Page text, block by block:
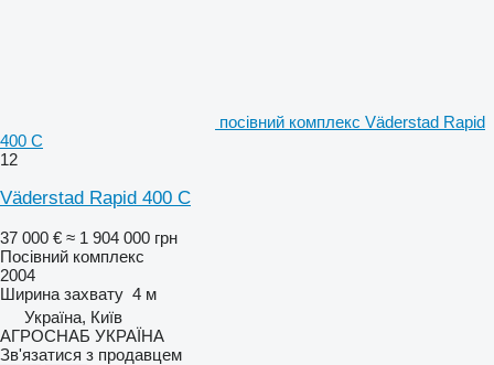
посівний комплекс Väderstad Rapid
400 C
12
Väderstad Rapid 400 C
37 000 € ≈ 1 904 000 грн
Посівний комплекс
2004
Ширина захвату 4 м
Україна, Київ
АГРОСНАБ УКРАЇНА
Зв'язатися з продавцем